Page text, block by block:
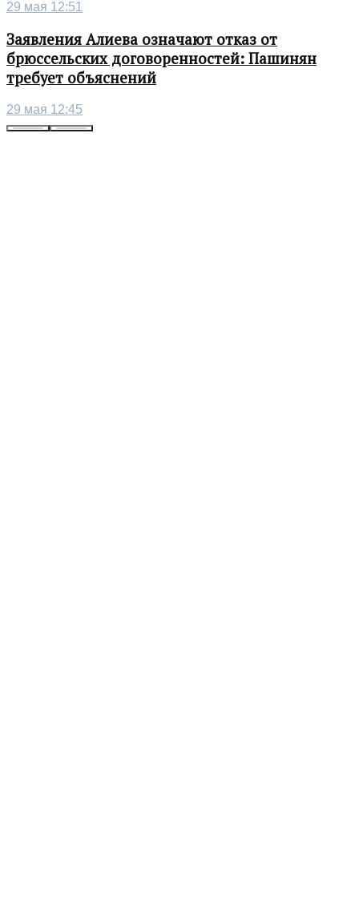
29 мая 12:51
Заявления Алиева означают отказ от
брюссельских договоренностей: Пашинян
требует объяснений
29 мая 12:45